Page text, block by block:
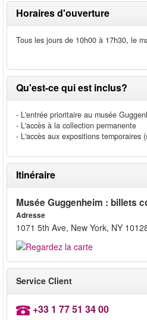
Horaires d'ouverture
Tous les jours de 10h00 à 17h30, le
Qu'est-ce qui est inclus?
- L'entrée prioritaire au musée
- L'accès à la collection permanente
- L'accès aux expositions temporaires
Itinéraire
Musée Guggenheim : billets
Adresse
1071 5th Ave, New York, NY
Service Client
+33 1 77 51 34 00